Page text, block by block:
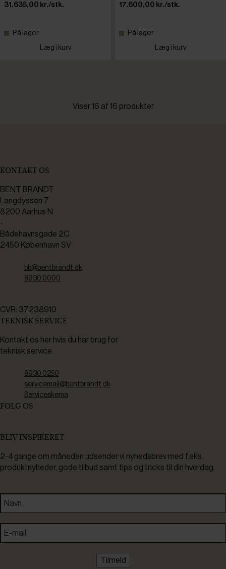
31.635,00 kr./stk.
På lager
Læg i kurv
17.600,00 kr./stk.
På lager
Læg i kurv
Viser 16 af 16 produkter
KONTAKT OS
BENT BRANDT
Langdyssen 7
8200 Aarhus N
-
Bådehavnsgade 2C
2450 København SV
bb@bentbrandt.dk
8930 0000
CVR: 37238910
TEKNISK SERVICE
Kontakt os her hvis du har brug for
teknisk service.
8930 0250
servicemail@bentbrandt.dk
Serviceskema
FØLG OS
BLIV INSPIRERET
2-4 gange om måneden udsender vi nyhedsbrev med f.eks.
produktnyheder, gode tilbud samt tips og tricks til din hverdag.
Tilmeld